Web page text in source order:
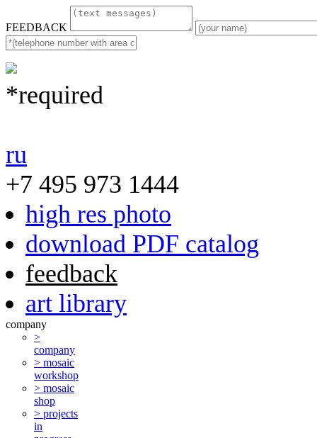
FEEDBACK
*required
ru
+7 495 973 1444
high res photo
download PDF catalog
feedback
art library
company
>
company
> mosaic
workshop
> mosaic
shop
> projects
in